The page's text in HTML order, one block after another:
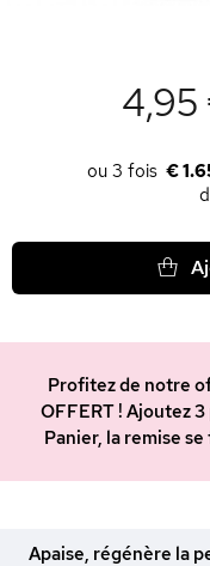
4,95
€
Profitez de notre
OFFERT ! Ajoutez
Panier, la remise
Apaise, régénère la